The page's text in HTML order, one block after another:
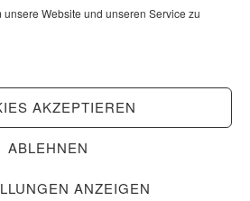
Website und unseren Service zu
AKZEPTIEREN
ABLEHNEN
ANZEIGEN